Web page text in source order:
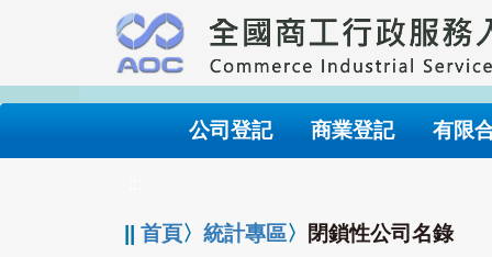
要
內
公司登記 商業登記 有限
||首頁〉統計專區〉 閉鎖性公司名錄